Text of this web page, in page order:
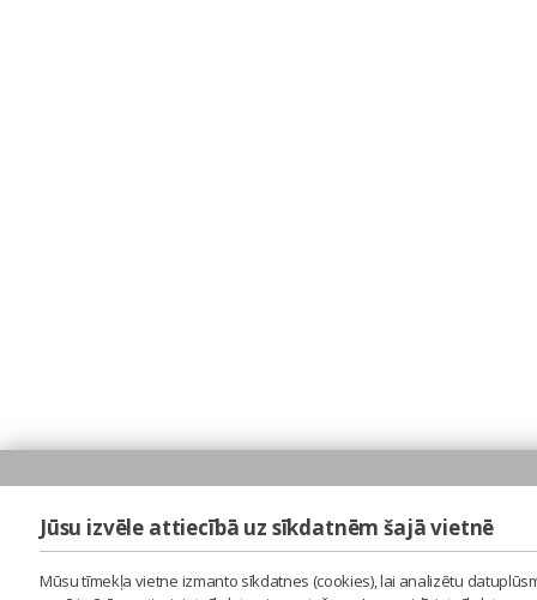
Jūsu izvēle attiecībā uz sīkdatnēm šajā vietnē
Mūsu tīmekļa vietne izmanto sīkdatnes (cookies), lai analizētu